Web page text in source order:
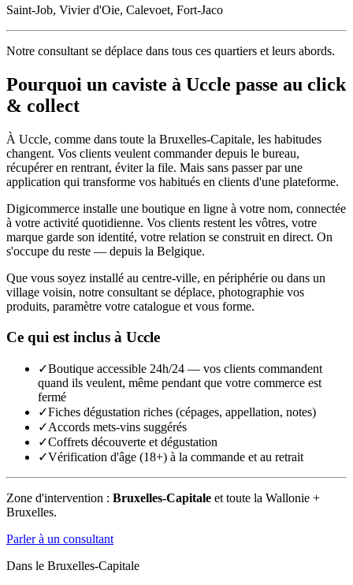
Saint-Job, Vivier d'Oie, Calevoet, Fort-Jaco
Notre consultant se déplace dans tous ces quartiers et leurs abords.
Pourquoi un caviste à Uccle passe au click
& collect
À Uccle, comme dans toute la Bruxelles-Capitale, les habitudes
changent. Vos clients veulent commander depuis le bureau,
récupérer en rentrant, éviter la file. Mais sans passer par une
application qui transforme vos habitués en clients d'une plateforme.
Digicommerce installe une boutique en ligne à votre nom, connectée
à votre activité quotidienne. Vos clients restent les vôtres, votre
marque garde son identité, votre relation se construit en direct. On
s'occupe du reste — depuis la Belgique.
Que vous soyez installé au centre-ville, en périphérie ou dans un
village voisin, notre consultant se déplace, photographie vos
produits, paramètre votre catalogue et vous forme.
Ce qui est inclus à Uccle
✓Boutique accessible 24h/24 — vos clients commandent
quand ils veulent, même pendant que votre commerce est
fermé
✓Fiches dégustation riches (cépages, appellation, notes)
✓Accords mets-vins suggérés
✓Coffrets découverte et dégustation
✓Vérification d'âge (18+) à la commande et au retrait
Zone d'intervention : Bruxelles-Capitale et toute la Wallonie +
Bruxelles.
Parler à un consultant
Dans le Bruxelles-Capitale